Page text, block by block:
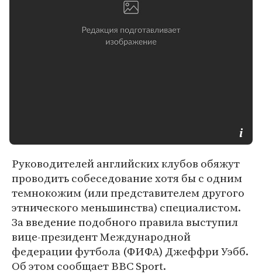
Руководителей английских клубов обяжут
проводить собеседование хотя бы с одним
темнокожим (или представителем другого
этнического меньшинства) специалистом.
За введение подобного правила выступил
вице-президент Международной
федерации футбола (ФИФА) Джеффри Уэбб.
Об этом сообщает BBC Sport.